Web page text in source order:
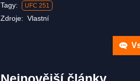
Tagy: UFC 251
Zdroje: Vlastní